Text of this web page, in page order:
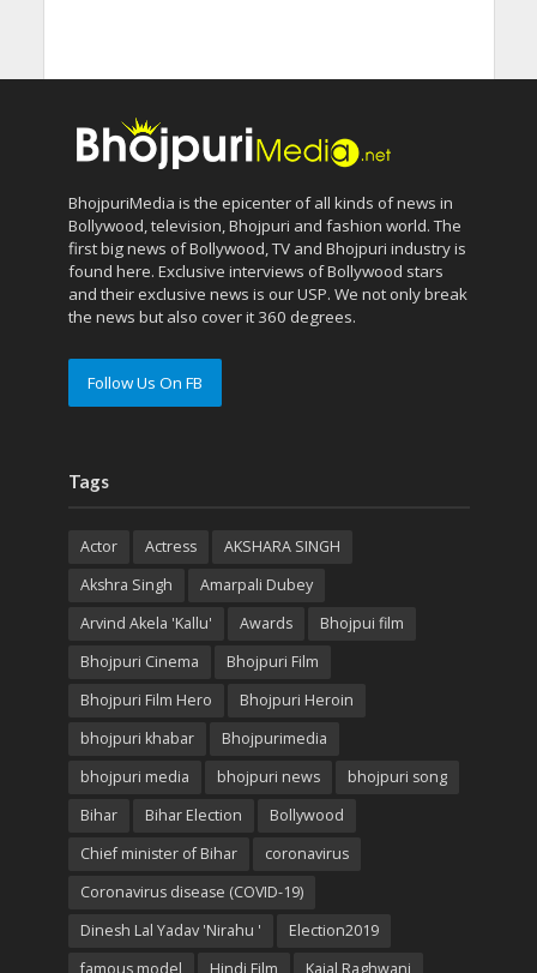
BhojpuriMedia is the epicenter of all kinds of news in
Bollywood, television, Bhojpuri and fashion world. The
first big news of Bollywood, TV and Bhojpuri industry is
found here. Exclusive interviews of Bollywood stars
and their exclusive news is our USP. We not only break
the news but also cover it 360 degrees.
Follow Us On FB
Tags
Actor Actress
AKSHARA SINGH
Akshra Singh
Amarpali Dubey
Arvind Akela 'Kallu'
Awards
Bhojpui film
Bhojpuri Cinema
Bhojpuri Film
Bhojpuri Film Hero
Bhojpuri Heroin
bhojpuri khabar
Bhojpurimedia
bhojpuri media
bhojpuri news
bhojpuri song
Bihar
Bihar Election
Bollywood
Chief minister of Bihar
coronavirus
Coronavirus disease (COVID-19)
Dinesh Lal Yadav 'Nirahu '
Election2019
famous model
Hindi Film Kajal Raghwani